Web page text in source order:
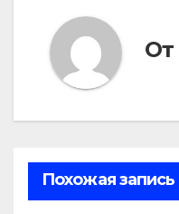
От
Похожая запись